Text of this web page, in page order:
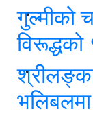
गुल्मीको